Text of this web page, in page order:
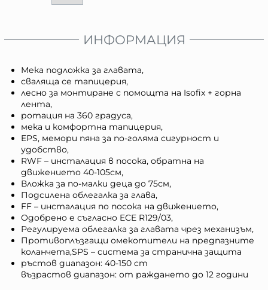
ИНФОРМАЦИЯ
Мека подложка за главата,
сваляща се тапицерия,
лесно за монтиране с помощта на Isofix + горна
лента,
ротация на 360 градуса,
мека и комфортна тапицерия,
EPS, мемори пяна за по-голяма сигурност и
удобство,
RWF – инсталация в посока, обратна на
движението 40-105см,
Вложка за по-малки деца до 75см,
Подсилена облегалка за глава,
FF – инсталация по посока на движението,
Одобрено е съгласно ECE R129/03,
Регулируема облегалка за главата чрез механизъм,
Противоплъзгащи омекотители на предпазните
коланчета,SPS – система за странична защита
ръстов диапазон: 40-150 cm
възрастов диапазон: от раждането до 12 години